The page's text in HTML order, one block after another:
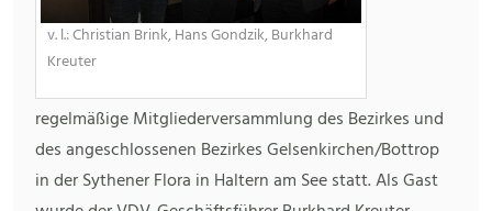
v. l.: Christian Brink, Hans Gondzik, Burkhard
Kreuter
regelmäßige Mitgliederversammlung des Bezirkes und
des angeschlossenen Bezirkes Gelsenkirchen/Bottrop
in der Sythener Flora in Haltern am See statt. Als Gast